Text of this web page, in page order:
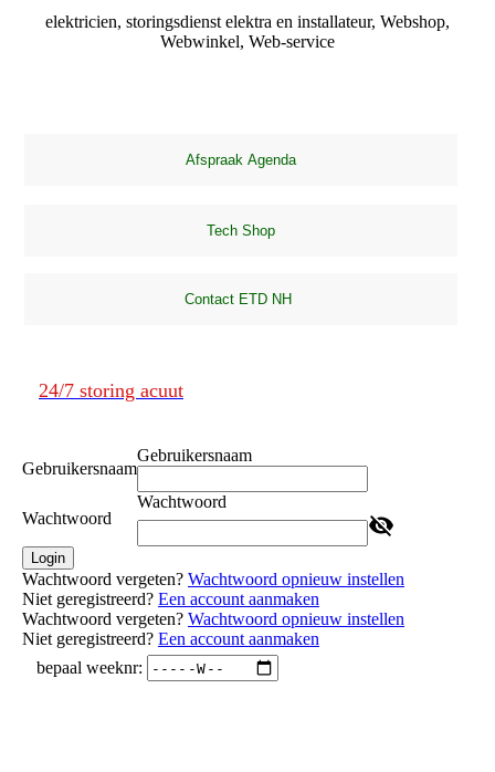
elektricien, storingsdienst elektra en installateur, Webshop,
Webwinkel, Web-service
24/7 storing acuut
Gebruikersnaam
Gebruikersnaam
Wachtwoord
Wachtwoord
Login
Wachtwoord vergeten? Wachtwoord opnieuw instellen
Niet geregistreerd? Een account aanmaken
Wachtwoord vergeten? Wachtwoord opnieuw instellen
Niet geregistreerd? Een account aanmaken